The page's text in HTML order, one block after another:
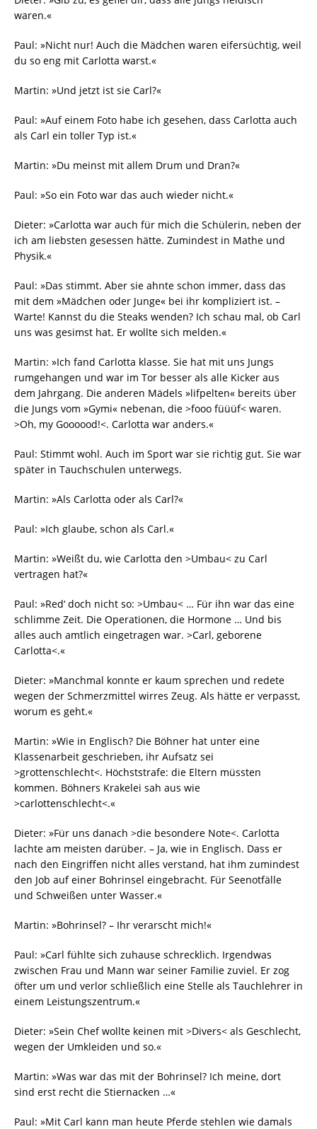
waren.«
Paul: »Nicht nur! Auch die Mädchen waren eifersüchtig, weil
du so eng mit Carlotta warst.«
Martin: »Und jetzt ist sie Carl?«
Paul: »Auf einem Foto habe ich gesehen, dass Carlotta auch
als Carl ein toller Typ ist.«
Martin: »Du meinst mit allem Drum und Dran?«
Paul: »So ein Foto war das auch wieder nicht.«
Dieter: »Carlotta war auch für mich die Schülerin, neben der
ich am liebsten gesessen hätte. Zumindest in Mathe und
Physik.«
Paul: »Das stimmt. Aber sie ahnte schon immer, dass das
mit dem »Mädchen oder Junge« bei ihr kompliziert ist. –
Warte! Kannst du die Steaks wenden? Ich schau mal, ob Carl
uns was gesimst hat. Er wollte sich melden.«
Martin: »Ich fand Carlotta klasse. Sie hat mit uns Jungs
rumgehangen und war im Tor besser als alle Kicker aus
dem Jahrgang. Die anderen Mädels »lifpelten« bereits über
die Jungs vom »Gymi« nebenan, die >fooo füüüf< waren.
>Oh, my Goooood!<. Carlotta war anders.«
Paul: Stimmt wohl. Auch im Sport war sie richtig gut. Sie war
später in Tauchschulen unterwegs.
Martin: »Als Carlotta oder als Carl?«
Paul: »Ich glaube, schon als Carl.«
Martin: »Weißt du, wie Carlotta den >Umbau< zu Carl
vertragen hat?«
Paul: »Red‘ doch nicht so: >Umbau< … Für ihn war das eine
schlimme Zeit. Die Operationen, die Hormone … Und bis
alles auch amtlich eingetragen war. >Carl, geborene
Carlotta<.«
Dieter: »Manchmal konnte er kaum sprechen und redete
wegen der Schmerzmittel wirres Zeug. Als hätte er verpasst,
worum es geht.«
Martin: »Wie in Englisch? Die Böhner hat unter eine
Klassenarbeit geschrieben, ihr Aufsatz sei
>grottenschlecht<. Höchststrafe: die Eltern müssten
kommen. Böhners Krakelei sah aus wie
>carlottenschlecht<.«
Dieter: »Für uns danach >die besondere Note<. Carlotta
lachte am meisten darüber. – Ja, wie in Englisch. Dass er
nach den Eingriffen nicht alles verstand, hat ihm zumindest
den Job auf einer Bohrinsel eingebracht. Für Seenotfälle
und Schweißen unter Wasser.«
Martin: »Bohrinsel? – Ihr verarscht mich!«
Paul: »Carl fühlte sich zuhause schrecklich. Irgendwas
zwischen Frau und Mann war seiner Familie zuviel. Er zog
öfter um und verlor schließlich eine Stelle als Tauchlehrer in
einem Leistungszentrum.«
Dieter: »Sein Chef wollte keinen mit >Divers< als Geschlecht,
wegen der Umkleiden und so.«
Martin: »Was war das mit der Bohrinsel? Ich meine, dort
sind erst recht die Stiernacken …«
Paul: »Mit Carl kann man heute Pferde stehlen wie damals